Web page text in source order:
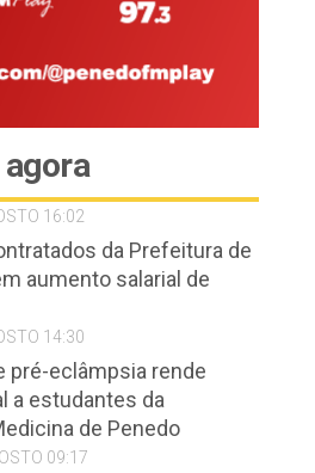
16:02
da Prefeitura de
aumento salarial de
14:30
pré-eclâmpsia rende
a estudantes da
de Penedo
09:17